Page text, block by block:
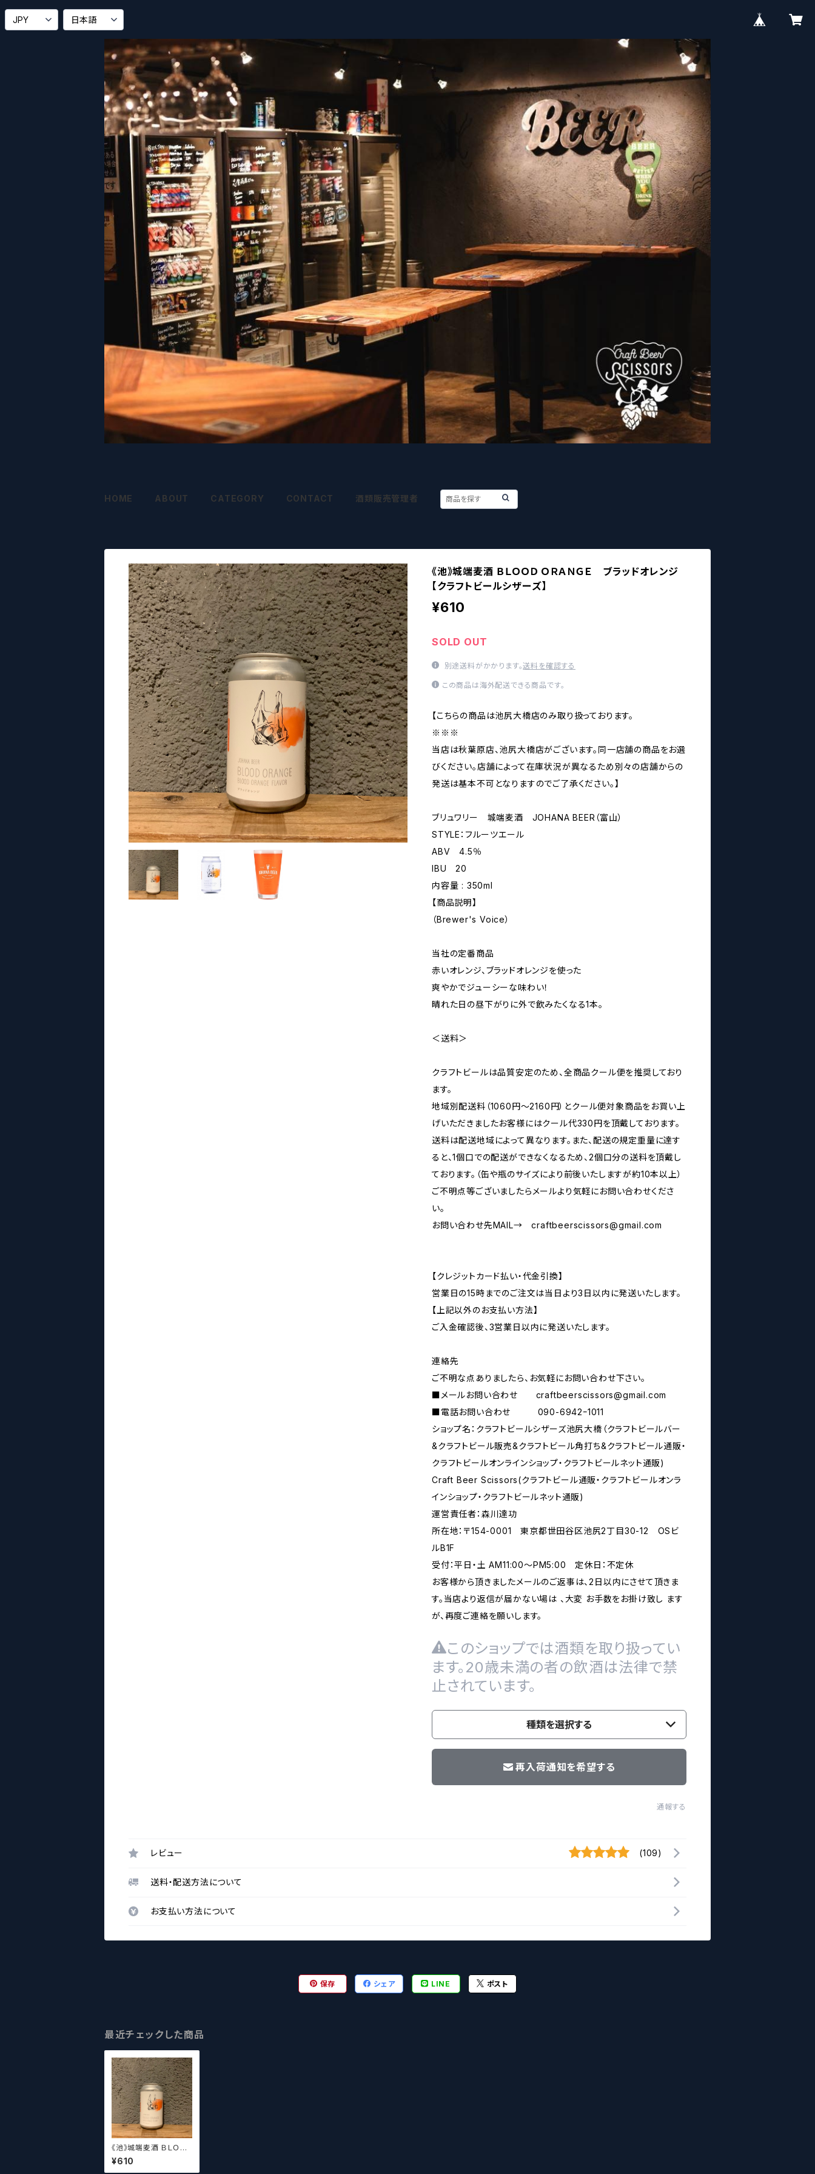
HOME ABOUT CATEGORY CONTACT 酒類販売管理者
《池》城端麦酒 ＢＬＯＯＤ ＯＲＡＮＧＥ ブラッドオレンジ
【クラフトビールシザーズ】
¥610
SOLD OUT
別途送料がかかります。送料を確認する
この商品は海外配送できる商品です。
【こちらの商品は池尻大橋店のみ取り扱っております。
※※※
当店は秋葉原店、池尻大橋店がございます。同一店舗の商品をお選
びください。店舗によって在庫状況が異なるため別々の店舗からの
発送は基本不可となりますのでご了承ください。】
ブリュワリー 城端麦酒 JOHANA BEER（富山）
STYLE：フルーツエール
ABV 4.5％
IBU 20
内容量 : 350ml
【商品説明】
（Brewer's Voice）
当社の定番商品
赤いオレンジ、ブラッドオレンジを使った
爽やかでジューシーな味わい！
晴れた日の昼下がりに外で飲みたくなる1本。
＜送料＞
クラフトビールは品質安定のため、全商品クール便を推奨しており
ます。
地域別配送料（1060円～2160円）とクール便対象商品をお買い上
げいただきましたお客様にはクール代330円を頂戴しております。
送料は配送地域によって異なります。また、配送の規定重量に達す
ると、1個口での配送ができなくなるため、2個口分の送料を頂戴し
ております。（缶や瓶のサイズにより前後いたしますが約10本以上）
ご不明点等ございましたらメールより気軽にお問い合わせくださ
い。
お問い合わせ先MAIL→craftbeerscissors@gmail.com
【クレジットカード払い・代金引換】
営業日の15時までのご注文は当日より3日以内に発送いたします。
【上記以外のお支払い方法】
ご入金確認後、3営業日以内に発送いたします。
連絡先
ご不明な点ありましたら、お気軽にお問い合わせ下さい。
■メールお問い合わせ craftbeerscissors@gmail.com
■電話お問い合わせ 090-6942ｰ1011
ショップ名：クラフトビールシザーズ池尻大橋（クラフトビールバー
&クラフトビール販売&クラフトビール角打ち&クラフトビール通販・
クラフトビールオンラインショップ・クラフトビールネット通販)
Craft Beer Scissors(クラフトビール通販・クラフトビールオンラ
インショップ・クラフトビールネット通販)
運営責任者：森川達功
所在地：〒154-0001 東京都世田谷区池尻2丁目30-12 OSビ
ルB1F
受付：平日・土 AM11:00～PM5:00 定休日：不定休
お客様から頂きましたメールのご返事は、2日以内にさせて頂きま
す。当店より返信が届かない場は 、大変 お手数をお掛け致し ます
が、再度ご連絡を願いします。
このショップでは酒類を取り扱ってい
ます。20歳未満の者の飲酒は法律で禁
止されています。
種類を選択する
再入荷通知を希望する
通報する
レビュー (109)
送料・配送方法について
お支払い方法について
保存 シェア LINE ポスト
最近チェックした商品
《池》城端麦酒 ＢＬＯＯ
Ｄ ＯＲＡＮＧＥ ブラッ
ドオレンジ【クラフトビ
¥610